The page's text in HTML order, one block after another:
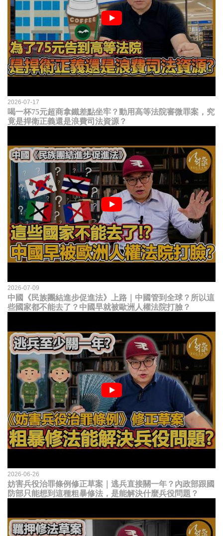
2026-07-17
喝一杯75元超商拿鐵差點坐牢？動用高等法院審微罪案，究
竟是捍衛正義還是浪費司法資源？
2026-07-09
中國《民族團結進步促進法》上路｜中國管到全球？所以這
些國家都不能去了？中國早就被歐洲人權法院打臉？
2026-06-26
妨害兵役治罪條例修正草案｜逃兵直接關一年？內政部跟國
防部只能想到這種粗暴修法，是能解決什麼兵役問題？